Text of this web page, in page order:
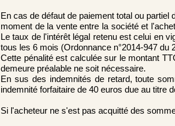
En cas de défaut de paiement total ou
moment de la vente entre la société et
Le taux de l'intérêt légal retenu est celui en
tous les 6 mois (Ordonnance n°2014-947 du
Cette pénalité est calculée sur le montant
demeure préalable ne soit nécessaire.
En sus des indemnités de retard, toute
indemnité forfaitaire de 40 euros due au titre
Si l'acheteur ne s'est pas acquitté des